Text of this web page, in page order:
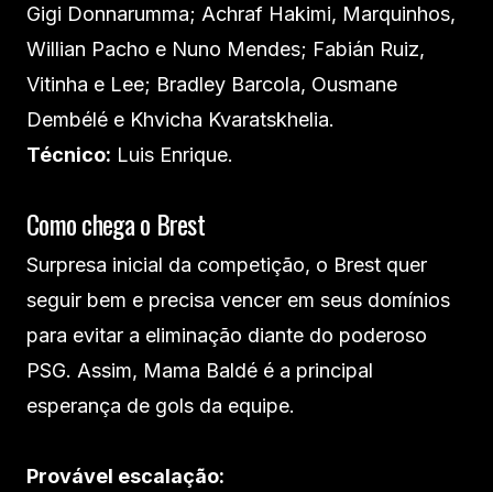
Gigi Donnarumma; Achraf Hakimi, Marquinhos,
Willian Pacho e Nuno Mendes; Fabián Ruiz,
Vitinha e Lee; Bradley Barcola, Ousmane
Dembélé e Khvicha Kvaratskhelia.
Técnico: Luis Enrique.
Como chega o Brest
Surpresa inicial da competição, o Brest quer
seguir bem e precisa vencer em seus domínios
para evitar a eliminação diante do poderoso
PSG. Assim, Mama Baldé é a principal
esperança de gols da equipe.
Provável escalação: